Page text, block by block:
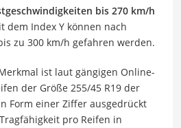
bis 270 km/h
dem Index Y können nach
zu 300 km/h gefahren werden.
ist laut gängigen Online-
der Größe 255/45 R19 der
Form einer Ziffer ausgedrückt
pro Reifen in